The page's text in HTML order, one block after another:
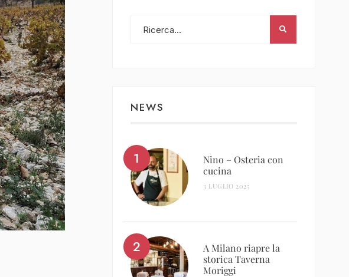
NEWS
Nino – Osteria con
cucina
3 LUGLIO 2025
A Milano riapre la
storica Taverna
Moriggi